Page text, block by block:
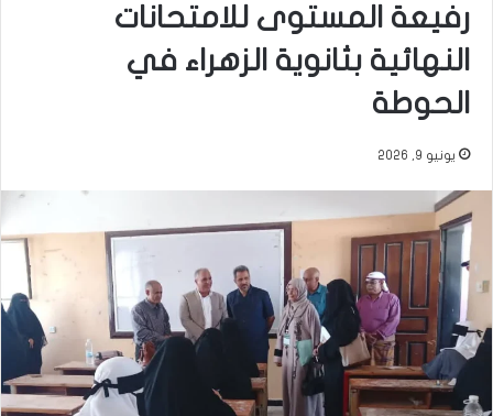
رفيعة المستوى للامتحانات
النهائية بثانوية الزهراء في
الحوطة
يونيو 9, 2026